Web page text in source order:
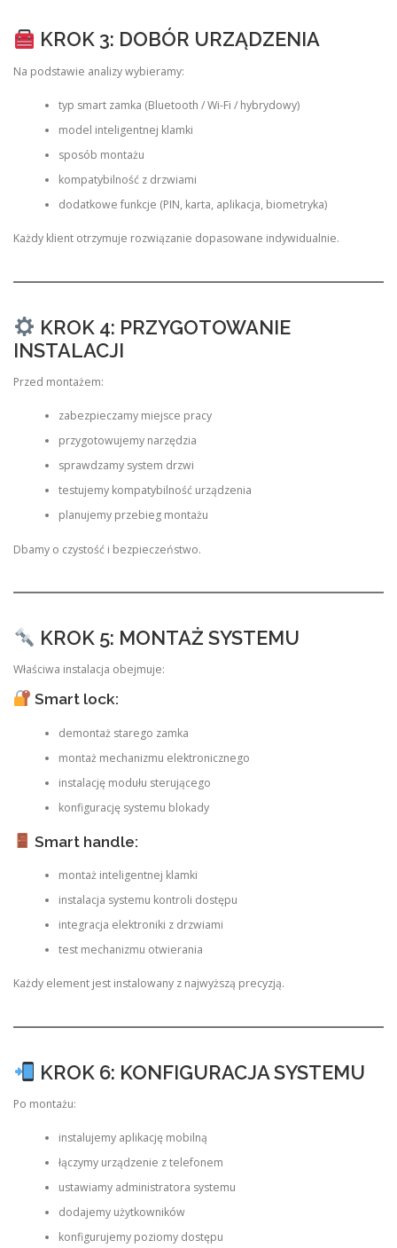
KROK 3: DOBÓR URZĄDZENIA
Na podstawie analizy wybieramy:
typ smart zamka (Bluetooth / Wi-Fi / hybrydowy)
model inteligentnej klamki
sposób montażu
kompatybilność z drzwiami
dodatkowe funkcje (PIN, karta, aplikacja, biometryka)
Każdy klient otrzymuje rozwiązanie dopasowane indywidualnie.
KROK 4: PRZYGOTOWANIE
INSTALACJI
Przed montażem:
zabezpieczamy miejsce pracy
przygotowujemy narzędzia
sprawdzamy system drzwi
testujemy kompatybilność urządzenia
planujemy przebieg montażu
Dbamy o czystość i bezpieczeństwo.
KROK 5: MONTAŻ SYSTEMU
Właściwa instalacja obejmuje:
Smart lock:
demontaż starego zamka
montaż mechanizmu elektronicznego
instalację modułu sterującego
konfigurację systemu blokady
Smart handle:
montaż inteligentnej klamki
instalacja systemu kontroli dostępu
integracja elektroniki z drzwiami
test mechanizmu otwierania
Każdy element jest instalowany z najwyższą precyzją.
KROK 6: KONFIGURACJA SYSTEMU
Po montażu:
instalujemy aplikację mobilną
łączymy urządzenie z telefonem
ustawiamy administratora systemu
dodajemy użytkowników
konfigurujemy poziomy dostępu